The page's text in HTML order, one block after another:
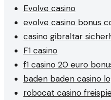
Evolve casino
evolve casino bonus
casino gibraltar
F1 casino
f1 casino 20 euro
baden baden casino
robocat casino